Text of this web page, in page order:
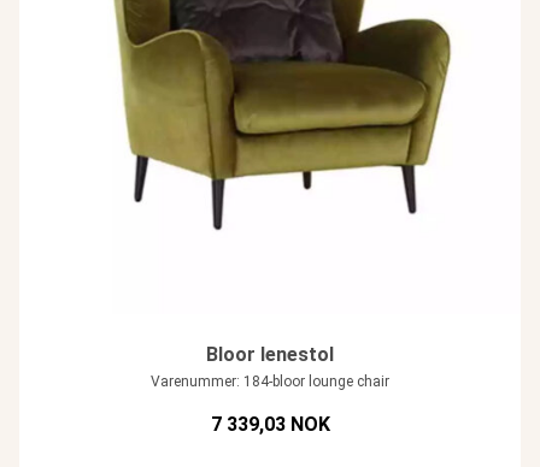
Bloor lenestol
Varenummer: 184-bloor lounge chair
7 339,03 NOK